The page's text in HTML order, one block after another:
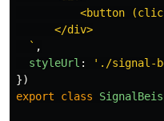
<button
      </div>
  `
,
styleUrl : ' ./signal-
})
export
class